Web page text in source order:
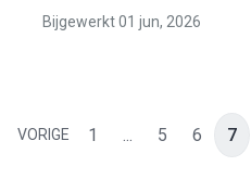
Bijgewerkt 01 jun, 2026
VORIGE 1 ... 5 6 7